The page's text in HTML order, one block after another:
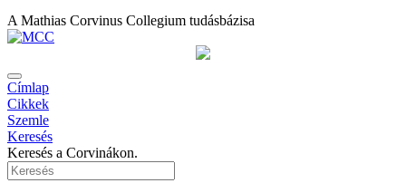
A Mathias Corvinus Collegium tudásbázisa
Címlap
Cikkek
Szemle
Keresés
Keresés a Corvinákon.